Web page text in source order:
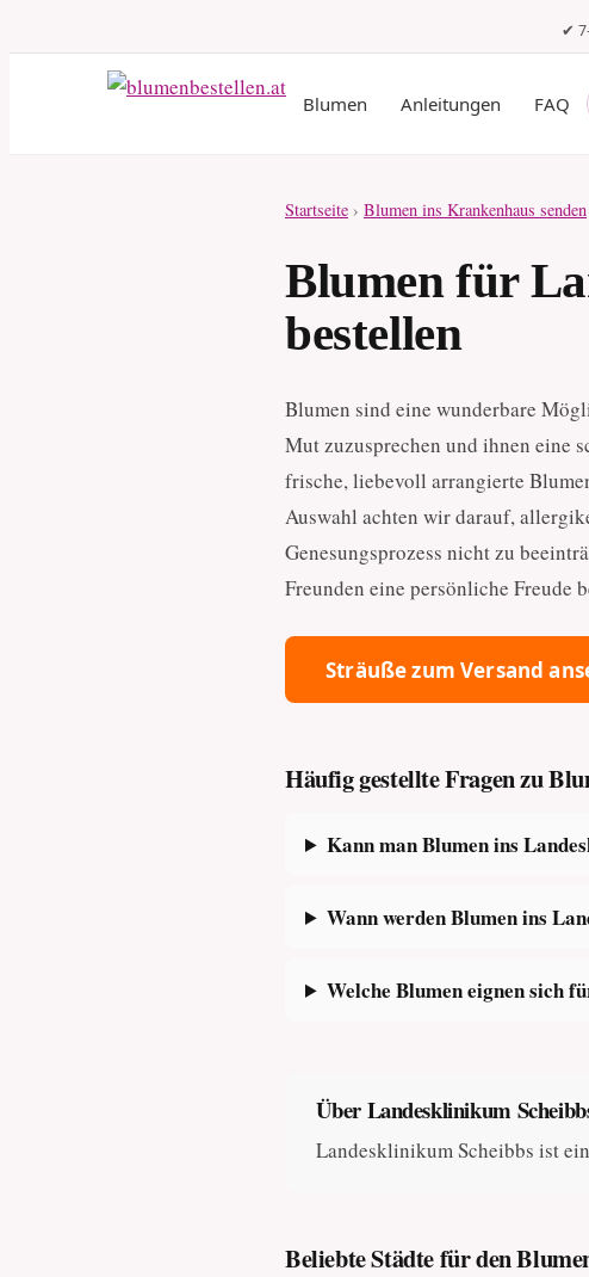
✔
Blumen Anleitungen FAQ
Startseite › Blumen ins Krankenhaus senden
Blumen für
bestellen
Blumen sind eine wunderbare
Mut zuzusprechen und ihnen eine
frische, liebevoll arrangierte
Auswahl achten wir darauf,
Genesungsprozess nicht zu
Freunden eine persönliche Freude
Sträuße zum Versand
Häufig gestellte Fragen zu
Kann man Blumen ins
Wann werden Blumen ins
Welche Blumen eignen sich
Über Landesklinikum
Landesklinikum Scheibbs ist
Beliebte Städte für den